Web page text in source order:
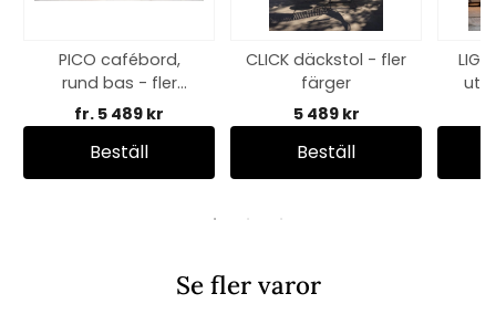
PICO cafébord,
rund bas - fler
utföranden
fr. 5 489 kr
Beställ
CLICK däckstol - fler
färger
5 489 kr
Beställ
Se fler varor